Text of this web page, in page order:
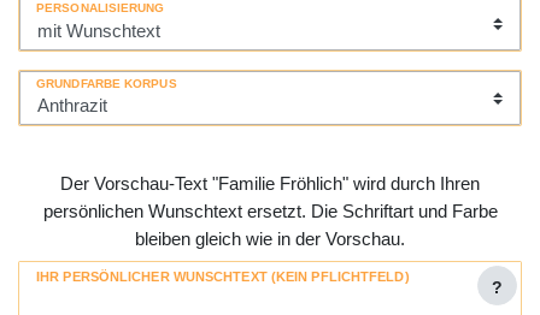
PERSONALISIERUNG
GRUNDFARBE KORPUS
Der Vorschau-Text "Familie Fröhlich" wird durch Ihren
persönlichen Wunschtext ersetzt. Die Schriftart und Farbe
bleiben gleich wie in der Vorschau.
IHR PERSÖNLICHER WUNSCHTEXT (KEIN PFLICHTFELD)
?